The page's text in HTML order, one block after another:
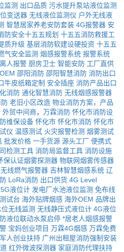
监测 出口品质 污水提升泵站液位监测
变送器 无线液位监测仪 户外无线液
智慧居家养老安防套装 4G报警器 安
防安全十五五规划 十五五消防救援工
质升级 基层消防软建设硬投资 十五五
气安全监测 烟感报警系统 报警系统
人报警 厨房卫士 智能安防 工厂直供
邵阳消防 邵阳智慧消防 消防出口
牛皮纸箱定制 安全插座 消防产品出口
消防 通化智慧消防 无线烟感报警器
老旧小区改造 物业消防方案，产品
贸中间商，万霖消防 怀化市消防设
维保设备 怀化市 怀化市消防 怀化市
仪 温感测试 火灾报警检测 烟雾测试
批发价格 一手货源 源头工厂 便携式
检测工具 消防局监督工具 消防设施
保认证烟雾探测器 物联网烟雾传感器
线燃气报警器 吉林智慧烟感系统 辽
LoRa消防 出口供货 4G Level
5G液位计 发电厂水池液位监测 免布线
试台 海外贴牌烟感 海外OEM 品牌出
无线监测 无线静压式液位计 4G液位
液位联动水泵启停 *居老人烟感报警
宝妈创业项目 万霖4G烟感 万霖免费
人创业扶持 广州出租屋消防强制安装
红外微波探测器 家庭消防代理扶持